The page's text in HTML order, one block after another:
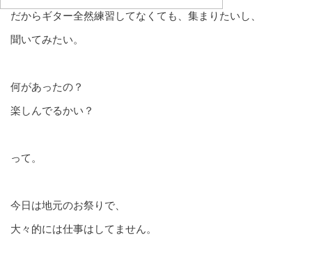
だからギター全然練習してなくても、集まりたいし、
聞いてみたい。
何があったの？
楽しんでるかい？
って。
今日は地元のお祭りで、
大々的には仕事はしてません。